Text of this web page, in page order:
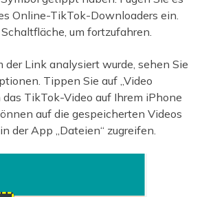
Online-TikTok-Downloaders ein.
um fortzufahren.
der Link analysiert wurde, sehen Sie
Tippen Sie auf „Video
das TikTok-Video auf Ihrem iPhone
auf die gespeicherten Videos
der App „Dateien“ zugreifen.